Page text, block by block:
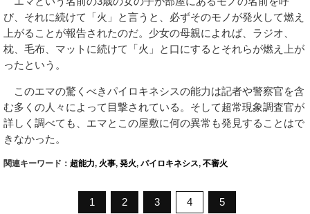
び、それに続けて「火」と言うと、必ずそのモノが発火して燃え
上がることが報告されたのだ。少女の母親によれば、ラジオ、
枕、毛布、マットに続けて「火」と口にするとそれらが燃え上が
ったという。
このエマの驚くべきパイロキネシスの能力は記者や警察官を含
む多くの人々によって目撃されている。そして超常現象調査官が
詳しく調べても、エマとこの屋敷に何の異常も発見することはで
きなかった。
関連キーワード： 超能力, 火事, 発火, パイロキネシス, 不審火
1 2 3 4 5